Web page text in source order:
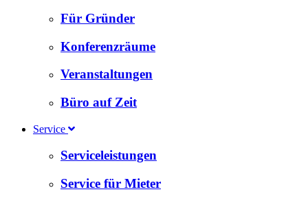
Für Gründer
Konferenzräume
Veranstaltungen
Büro auf Zeit
Service
Serviceleistungen
Service für Mieter